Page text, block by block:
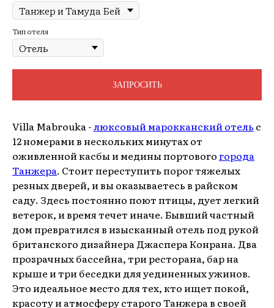
Тип отеля
ЗАПРОСИТЬ
Villa Mabrouka -люксовый марокканский отель с
12 номерами в нескольких минутах от
оживленной касбы и медины портовогогорода
Танжера. Стоит переступить порог тяжелых
резных дверей, и вы оказываетесь в райском
саду. Здесь постоянно поют птицы, дует легкий
ветерок, и время течет иначе. Бывший частный
дом превратился в изысканный отель под рукой
британского дизайнера Джаспера Конрана. Два
прозрачных бассейна, три ресторана, бар на
крыше и три беседки для уединенных ужинов.
Это идеальное место для тех, кто ищет покой,
красоту и атмосферу старого Танжера в своей